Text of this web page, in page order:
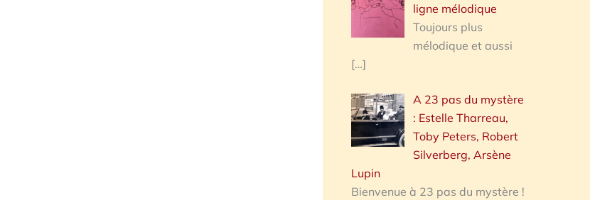
ligne mélodique
Toujours plus
mélodique et aussi
[…]
A 23 pas du mystère
: Estelle Tharreau,
Toby Peters, Robert
Silverberg, Arsène
Lupin
Bienvenue à 23 pas du mystère !